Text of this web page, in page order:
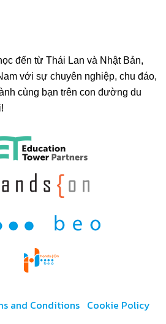
đến từ Thái Lan và Nhật Bản,
với sự chuyên nghiệp, chu đáo,
cùng bạn trên con đường du
and Conditions Cookie Policy